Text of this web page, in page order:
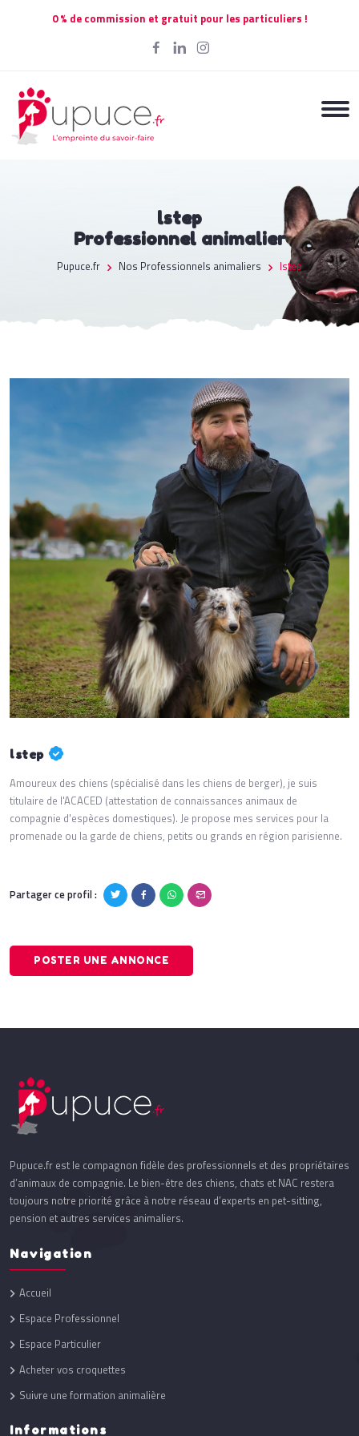
0 % de commission et gratuit pour les particuliers !
lstep
Professionnel animalier
Pupuce.fr Nos Professionnels animaliers lstep
lstep
Amoureux des chiens (spécialisé dans les chiens de berger), je suis
titulaire de l'ACACED (attestation de connaissances animaux de
compagnie d'espèces domestiques). Je propose mes services pour la
promenade ou la garde de chiens, petits ou grands en région parisienne.
Partager ce profil :
POSTER UNE ANNONCE
Pupuce.fr est le compagnon fidèle des professionnels et des propriétaires
d’animaux de compagnie. Le bien-être des chiens, chats et NAC restera
toujours notre priorité grâce à notre réseau d’experts en pet-sitting,
pension et autres services animaliers.
Navigation
Accueil
Espace Professionnel
Espace Particulier
Acheter vos croquettes
Suivre une formation animalière
Informations